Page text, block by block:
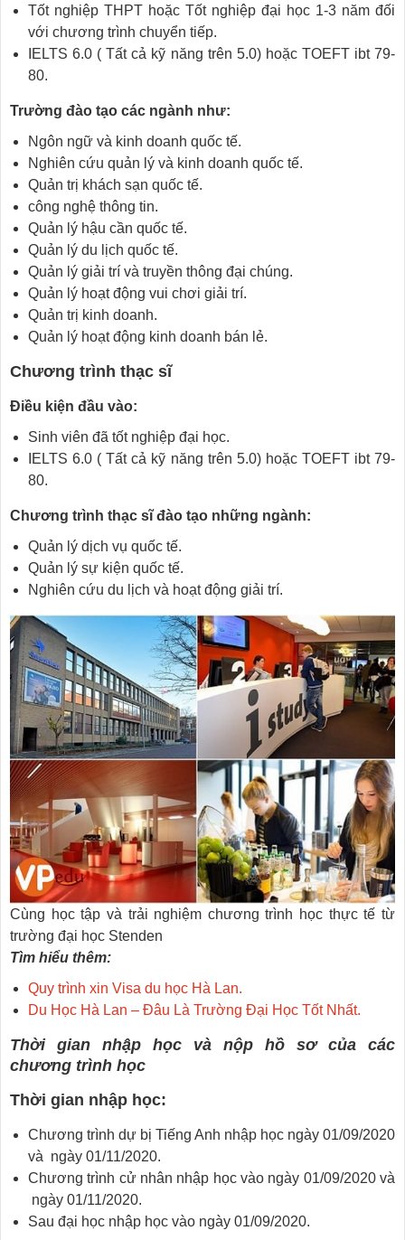
Tốt nghiệp THPT hoặc Tốt nghiệp đại học 1-3 năm đối
với chương trình chuyển tiếp.
IELTS 6.0 ( Tất cả kỹ năng trên 5.0) hoặc TOEFT ibt 79-
80.
Trường đào tạo các ngành như:
Ngôn ngữ và kinh doanh quốc tế.
Nghiên cứu quản lý và kinh doanh quốc tế.
Quản trị khách sạn quốc tế.
công nghệ thông tin.
Quản lý hậu cần quốc tế.
Quản lý du lịch quốc tế.
Quản lý giải trí và truyền thông đại chúng.
Quản lý hoạt động vui chơi giải trí.
Quản trị kinh doanh.
Quản lý hoạt động kinh doanh bán lẻ.
Chương trình thạc sĩ
Điều kiện đầu vào:
Sinh viên đã tốt nghiệp đại học.
IELTS 6.0 ( Tất cả kỹ năng trên 5.0) hoặc TOEFT ibt 79-
80.
Chương trình thạc sĩ đào tạo những ngành:
Quản lý dịch vụ quốc tế.
Quản lý sự kiện quốc tế.
Nghiên cứu du lịch và hoạt động giải trí.
Cùng học tập và trải nghiệm chương trình học thực tế từ
trường đại học Stenden
Tìm hiểu thêm:
Quy trình xin Visa du học Hà Lan.
Du Học Hà Lan – Đâu Là Trường Đại Học Tốt Nhất.
Thời gian nhập học và nộp hồ sơ của các
chương trình học
Thời gian nhập học:
Chương trình dự bị Tiếng Anh nhập học ngày 01/09/2020
và ngày 01/11/2020.
Chương trình cử nhân nhập học vào ngày 01/09/2020 và
ngày 01/11/2020.
Sau đại học nhập học vào ngày 01/09/2020.